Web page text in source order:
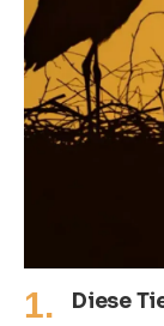
Diese